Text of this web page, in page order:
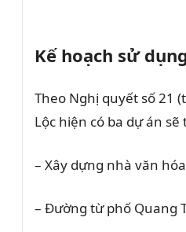
Kế hoạch sử
Theo Nghị quyết số 21
Lộc hiện có ba dự án
– Xây dựng nhà văn
– Đường từ phố Quang